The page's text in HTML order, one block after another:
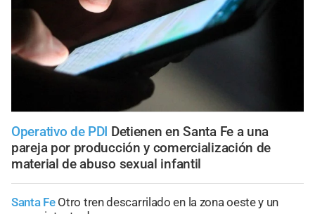
Operativo de PDI Detienen en Santa Fe a una
pareja por producción y comercialización de
material de abuso sexual infantil
Santa Fe Otro tren descarrilado en la zona oeste y un